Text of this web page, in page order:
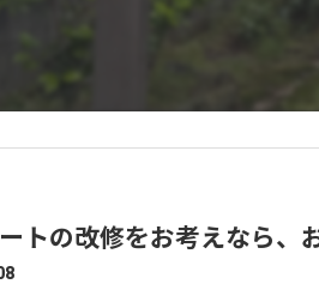
トの改修をお考えなら、